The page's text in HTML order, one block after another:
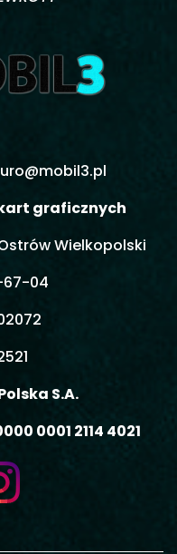
kart graficznych
Wielkopolski
67-04
S.A.
0001 2114 4021